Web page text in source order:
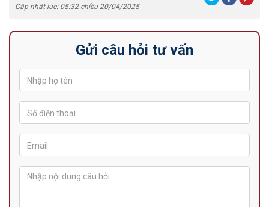
Cập nhật lúc: 05:32 chiều 20/04/2025
Gửi câu hỏi tư vấn